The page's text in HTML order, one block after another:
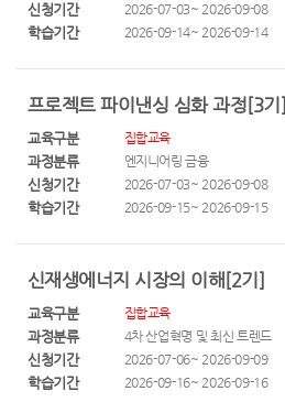
신청기간 2026-07-03~ 2026-09-08
학습기간 2026-09-14~ 2026-09-14
프로젝트 파이낸싱 심화 과정[3기]
교육구분 집합교육
과정분류 엔지니어링 금융
신청기간 2026-07-03~ 2026-09-08
학습기간 2026-09-15~ 2026-09-15
신재생에너지 시장의 이해[2기]
교육구분 집합교육
과정분류 4차 산업혁명 및 최신 트렌드
신청기간 2026-07-06~ 2026-09-09
학습기간 2026-09-16~ 2026-09-16